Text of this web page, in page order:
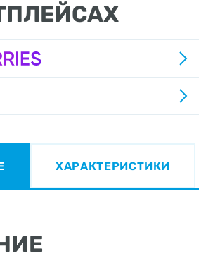
ХАРАКТЕРИСТИКИ